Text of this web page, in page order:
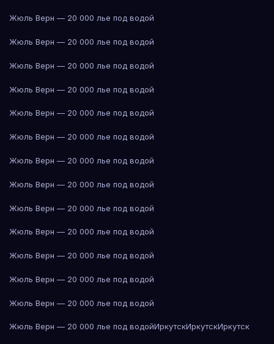
Жюль Верн — 20 000 лье под водой
Жюль Верн — 20 000 лье под водой
Жюль Верн — 20 000 лье под водой
Жюль Верн — 20 000 лье под водой
Жюль Верн — 20 000 лье под водой
Жюль Верн — 20 000 лье под водой
Жюль Верн — 20 000 лье под водой
Жюль Верн — 20 000 лье под водой
Жюль Верн — 20 000 лье под водой
Жюль Верн — 20 000 лье под водой
Жюль Верн — 20 000 лье под водой
Жюль Верн — 20 000 лье под водой
Жюль Верн — 20 000 лье под водой
Жюль Верн — 20 000 лье под водойИркутскИркутскИркутск